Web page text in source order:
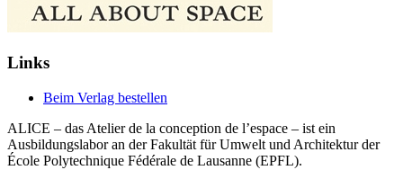
Links
Beim Verlag bestellen
ALICE – das Atelier de la conception de l’espace – ist ein
Ausbildungslabor an der Fakultät für Umwelt und Architektur der
École Polytechnique Fédérale de Lausanne (EPFL).